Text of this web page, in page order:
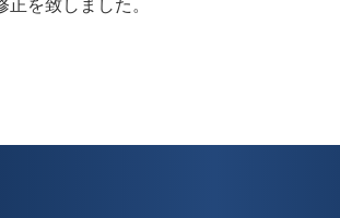
を致しました。